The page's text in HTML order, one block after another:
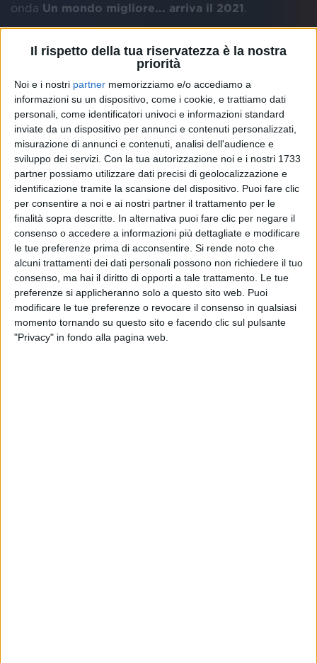
Il rispetto della tua riservatezza è la nostra
priorità
Noi e i nostri partner memorizziamo e/o accediamo a
informazioni su un dispositivo, come i cookie, e trattiamo dati
personali, come identificatori univoci e informazioni standard
inviate da un dispositivo per annunci e contenuti personalizzati,
misurazione di annunci e contenuti, analisi dell'audience e
sviluppo dei servizi. Con la tua autorizzazione noi e i nostri 1733
partner possiamo utilizzare dati precisi di geolocalizzazione e
identificazione tramite la scansione del dispositivo. Puoi fare clic
per consentire a noi e ai nostri partner il trattamento per le
finalità sopra descritte. In alternativa puoi fare clic per negare il
consenso o accedere a informazioni più dettagliate e modificare
le tue preferenze prima di acconsentire. Si rende noto che
alcuni trattamenti dei dati personali possono non richiedere il tuo
consenso, ma hai il diritto di opporti a tale trattamento. Le tue
preferenze si applicheranno solo a questo sito web. Puoi
modificare le tue preferenze o revocare il consenso in qualsiasi
momento tornando su questo sito e facendo clic sul pulsante
"Privacy" in fondo alla pagina web.
onda Un mondo migliore... arriva il 2021
Il programma vedrà alla conduzione
eDaniela Cappellettie prevederà qualche
incursione di Mario Volanti, fondatore ed editore di
Radio Italia.
Un mondo migliore... arriva il 2021ripercorrerà
tutta la carriera musicale diVasco Rossi, dalla fine
degli Anni Settanta, fino ai giorni nostri.
Amezzanotte, poi, farà un grande regalo agli amici
di Radio Italia: trasmetterà ilnuovo singolo del
rockerUna canzone d'amore buttata via.
di Mara Bizzoco